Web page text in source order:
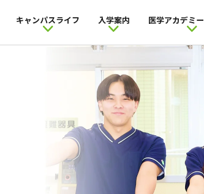
キャンパスライフ 入学案内 医学アカデミー